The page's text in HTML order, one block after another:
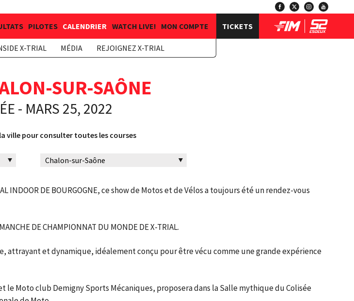
PILOTES CALENDRIER WATCH LIVE! MON COMPTE
X-TRIAL MÉDIA REJOIGNEZ X-TRIAL
TICKETS
SUR-SAÔNE
- MARS 25, 2022
ville pour consulter toutes les courses
INDOOR DE BOURGOGNE, ce show de Motos et de Vélos a toujours été un rendez-vous
DE CHAMPIONNAT DU MONDE DE X-TRIAL.
attrayant et dynamique, idéalement conçu pour être vécu comme une grande expérience
le Moto club Demigny Sports Mécaniques, proposera dans la Salle mythique du Colisée